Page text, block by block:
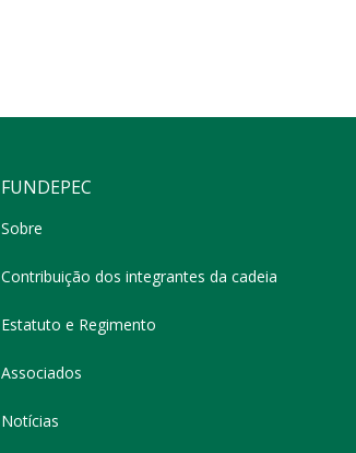
FUNDEPEC
Sobre
Contribuição dos integrantes da cadeia
Estatuto e Regimento
Associados
Notícias